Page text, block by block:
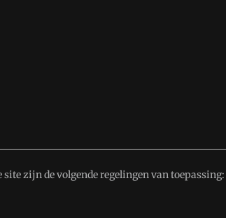
zijn de volgende regelingen van toepassing: